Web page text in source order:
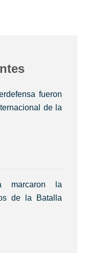
fueron
de la
marcaron la
de la Batalla